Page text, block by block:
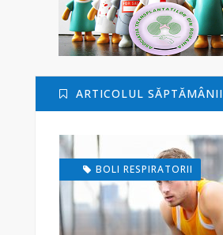
ARTICOLUL SĂPTĂMÂNII
BOLI RESPIRATORII